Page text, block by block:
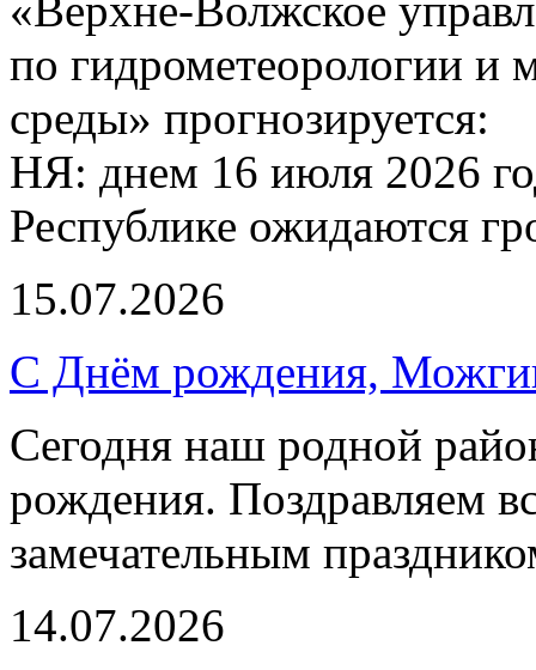
по гидрометеорологии
среды» прогнозируется:
НЯ: днем 16 июля 2026
Республике ожидаются
15.07.2026
С Днём рождения,
Сегодня наш родной
рождения. Поздравляем
замечательным
14.07.2026